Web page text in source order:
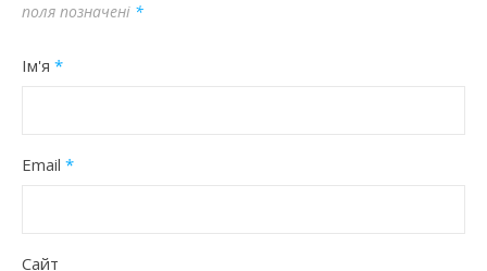
поля позначені *
Ім'я *
Email *
Сайт